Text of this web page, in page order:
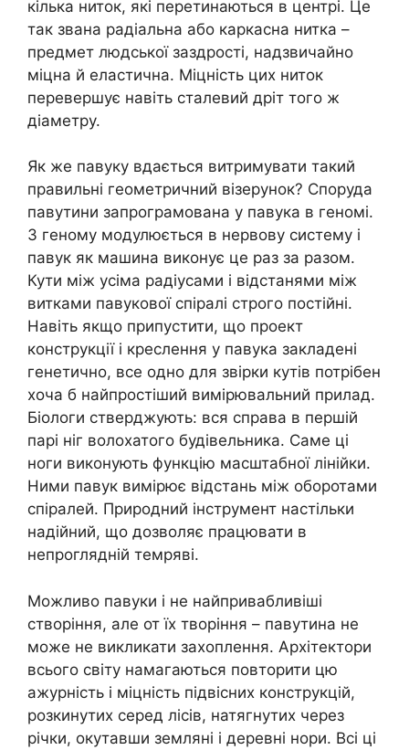
кілька ниток, які перетинаються в центрі. Це
так звана радіальна або каркасна нитка –
предмет людської заздрості, надзвичайно
міцна й еластична. Міцність цих ниток
перевершує навіть сталевий дріт того ж
діаметру.
Як же павуку вдається витримувати такий
правильні геометричний візерунок? Споруда
павутини запрограмована у павука в геномі.
З геному модулюється в нервову систему і
павук як машина виконує це раз за разом.
Кути між усіма радіусами і відстанями між
витками павукової спіралі строго постійні.
Навіть якщо припустити, що проект
конструкції і креслення у павука закладені
генетично, все одно для звірки кутів потрібен
хоча б найпростіший вимірювальний прилад.
Біологи стверджують: вся справа в першій
парі ніг волохатого будівельника. Саме ці
ноги виконують функцію масштабної лінійки.
Ними павук вимірює відстань між оборотами
спіралей. Природний інструмент настільки
надійний, що дозволяє працювати в
непроглядній темряві.
Можливо павуки і не найпривабливіші
створіння, але от їх творіння – павутина не
може не викликати захоплення. Архітектори
всього світу намагаються повторити цю
ажурність і міцність підвісних конструкцій,
розкинутих серед лісів, натягнутих через
річки, окутавши земляні і деревні нори. Всі ці